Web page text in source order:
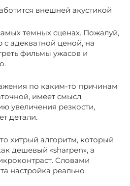
внешней акустикой
темных сценах. Пожалуй,
адекватной ценой, на
фильмы ужасов и
по каким-то причинам
имеет смысл
увеличения резкости,
детали.
хитрый алгоритм, который
дешевый «sharpen», а
Словами
настройка реально